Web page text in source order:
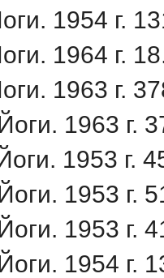
1954 г.
1964 г.
1963 г.
1963 г.
1953 г.
1953 г.
1953 г.
1954 г.